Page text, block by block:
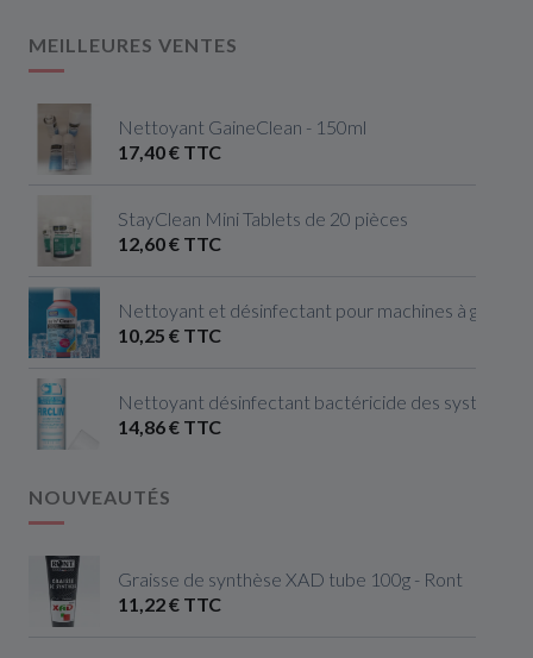
MEILLEURES VENTES
Nettoyant GaineClean - 150ml
17,40 € TTC
StayClean Mini Tablets de 20 pièces
12,60 € TTC
Nettoyant et désinfectant pour machines à
10,25 € TTC
Nettoyant désinfectant bactéricide des systèmes
14,86 € TTC
NOUVEAUTÉS
Graisse de synthèse XAD tube 100g - Ront
11,22 € TTC